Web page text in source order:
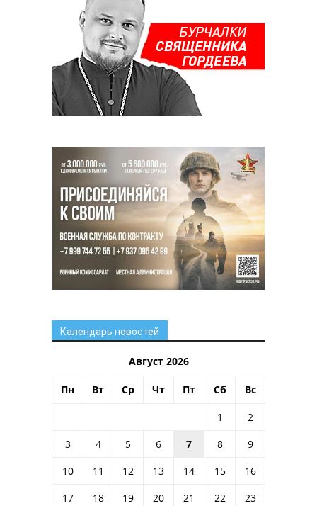
Календарь новостей
Август 2026
Пн Вт Ср Чт Пт Сб Вс
1
2
3
4 5 6 7 8
9
10
11 12 13 14 15
16
17
18 19 20 21 22
23